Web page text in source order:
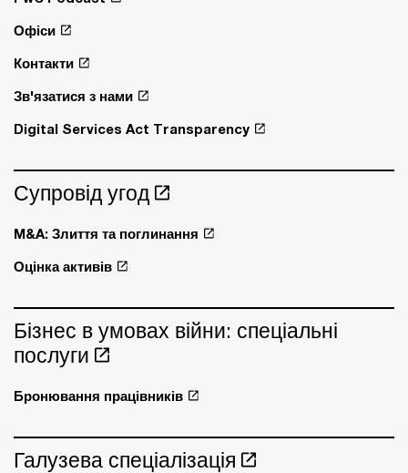
Офіси
Контакти
Зв'язатися з нами
Digital Services Act Transparency
Супровід угод
M&A: Злиття та поглинання
Оцінка активів
Бізнес в умовах війни: спеціальні
послуги
Бронювання працівників
Галузева спеціалізація